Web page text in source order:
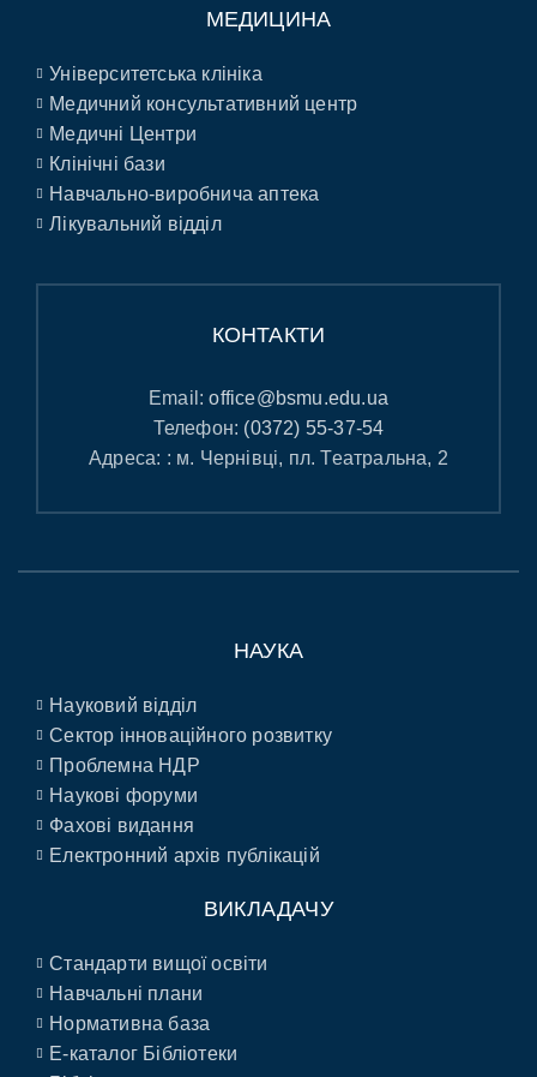
МЕДИЦИНА
Університетська клініка
Медичний консультативний центр
Медичні Центри
Клінічні бази
Навчально-виробнича аптека
Лікувальний відділ
КОНТАКТИ
Email:office@bsmu.edu.ua
Телефон: (0372) 55-37-54
Адреса: : м. Чернівці, пл. Театральна, 2
НАУКА
Науковий відділ
Сектор інноваційного розвитку
Проблемна НДР
Наукові форуми
Фахові видання
Електронний архів публікацій
ВИКЛАДАЧУ
Стандарти вищої освіти
Навчальні плани
Нормативна база
E-каталог Бібліотеки